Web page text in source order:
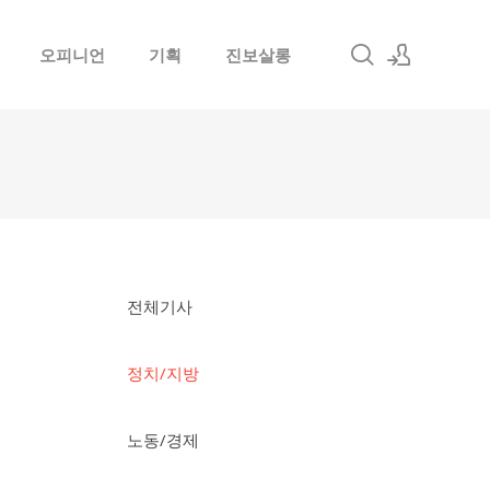
오피니언 기획 진보살롱
전체기사
정치/지방
노동/경제